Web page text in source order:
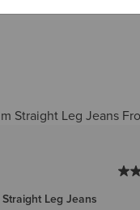
Leg Jeans